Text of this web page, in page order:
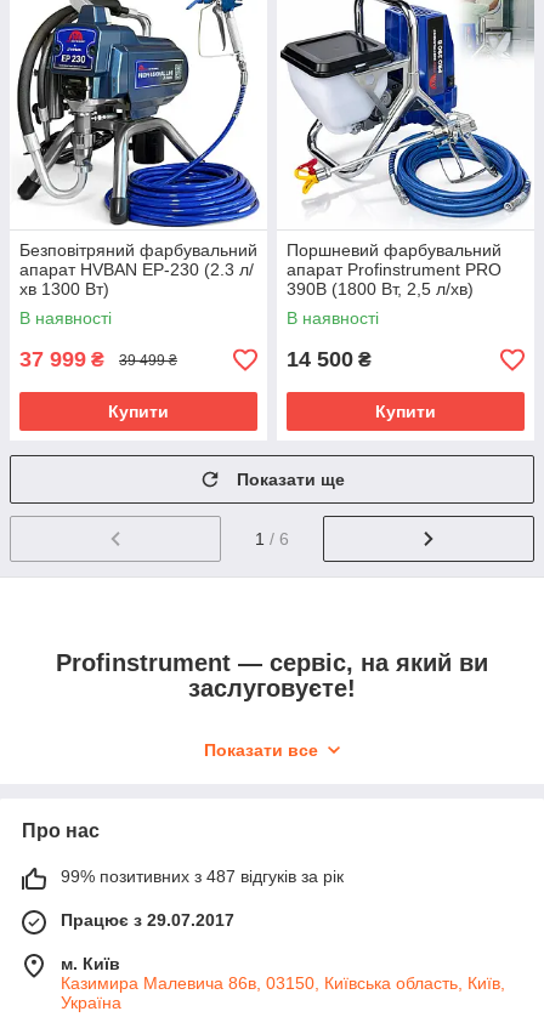
Безповітряний фарбувальний
апарат HVBAN EP-230 (2.3 л/
хв 1300 Вт)
В наявності
37 999 ₴ 39 499 ₴
Купити
Поршневий фарбувальний
апарат Profinstrument PRO
390B (1800 Вт, 2,5 л/хв)
В наявності
14 500 ₴
Купити
Показати ще
1 / 6
Profinstrument — сервіс, на який ви
заслуговуєте!
Допомагаємо обрати найкращу модель
Показати все
Про нас
99% позитивних з 487 відгуків за рік
Працює з 29.07.2017
м. Київ
Казимира Малевича 86в, 03150, Київська область, Київ,
Україна